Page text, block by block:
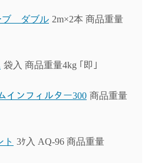
ブ ダブル 2m×2本 商品重量
袋入 商品重量4kg ｢即｣
インフィルター300 商品重量
ト 3ｹ入 AQ-96 商品重量